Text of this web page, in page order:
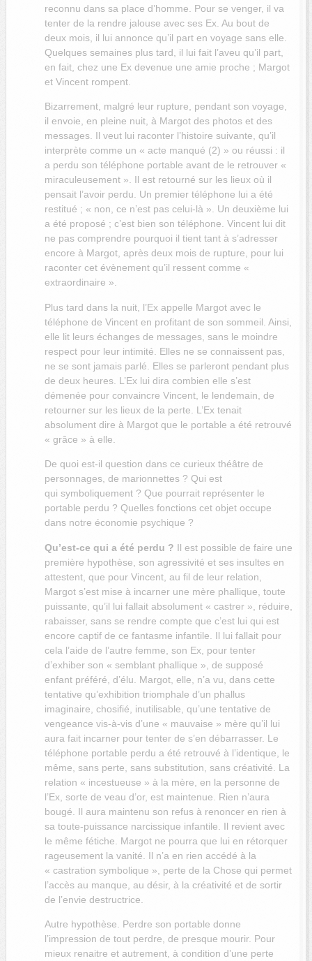
reconnu dans sa place d’homme. Pour se venger, il va
tenter de la rendre jalouse avec ses Ex. Au bout de
deux mois, il lui annonce qu’il part en voyage sans elle.
Quelques semaines plus tard, il lui fait l’aveu qu’il part,
en fait, chez une Ex devenue une amie proche ; Margot
et Vincent rompent.
Bizarrement, malgré leur rupture, pendant son voyage,
il envoie, en pleine nuit, à Margot des photos et des
messages. Il veut lui raconter l’histoire suivante, qu’il
interprète comme un « acte manqué (2) » ou réussi : il
a perdu son téléphone portable avant de le retrouver «
miraculeusement ». Il est retourné sur les lieux où il
pensait l’avoir perdu. Un premier téléphone lui a été
restitué ; « non, ce n’est pas celui-là ». Un deuxième lui
a été proposé ; c’est bien son téléphone. Vincent lui dit
ne pas comprendre pourquoi il tient tant à s’adresser
encore à Margot, après deux mois de rupture, pour lui
raconter cet évènement qu’il ressent comme «
extraordinaire ».
Plus tard dans la nuit, l’Ex appelle Margot avec le
téléphone de Vincent en profitant de son sommeil. Ainsi,
elle lit leurs échanges de messages, sans le moindre
respect pour leur intimité. Elles ne se connaissent pas,
ne se sont jamais parlé. Elles se parleront pendant plus
de deux heures. L’Ex lui dira combien elle s’est
démenée pour convaincre Vincent, le lendemain, de
retourner sur les lieux de la perte. L’Ex tenait
absolument dire à Margot que le portable a été retrouvé
« grâce » à elle.
De quoi est-il question dans ce curieux théâtre de
personnages, de marionnettes ? Qui est
qui symboliquement ? Que pourrait représenter le
portable perdu ? Quelles fonctions cet objet occupe
dans notre économie psychique ?
Qu’est-ce qui a été perdu ? Il est possible de faire une
première hypothèse, son agressivité et ses insultes en
attestent, que pour Vincent, au fil de leur relation,
Margot s’est mise à incarner une mère phallique, toute
puissante, qu’il lui fallait absolument « castrer », réduire,
rabaisser, sans se rendre compte que c’est lui qui est
encore captif de ce fantasme infantile. Il lui fallait pour
cela l’aide de l’autre femme, son Ex, pour tenter
d’exhiber son « semblant phallique », de supposé
enfant préféré, d’élu. Margot, elle, n’a vu, dans cette
tentative qu’exhibition triomphale d’un phallus
imaginaire, chosifié, inutilisable, qu’une tentative de
vengeance vis-à-vis d’une « mauvaise » mère qu’il lui
aura fait incarner pour tenter de s’en débarrasser. Le
téléphone portable perdu a été retrouvé à l’identique, le
même, sans perte, sans substitution, sans créativité. La
relation « incestueuse » à la mère, en la personne de
l’Ex, sorte de veau d’or, est maintenue. Rien n’aura
bougé. Il aura maintenu son refus à renoncer en rien à
sa toute-puissance narcissique infantile. Il revient avec
le même fétiche. Margot ne pourra que lui en rétorquer
rageusement la vanité. Il n’a en rien accédé à la
« castration symbolique », perte de la Chose qui permet
l’accès au manque, au désir, à la créativité et de sortir
de l’envie destructrice.
Autre hypothèse. Perdre son portable donne
l’impression de tout perdre, de presque mourir. Pour
mieux renaitre et autrement, à condition d’une perte